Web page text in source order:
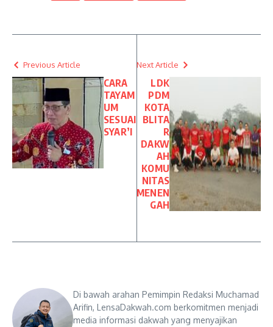
Previous Article
CARA
TAYAM
UM
SESUAI
SYAR’I
Next Article
LDK
PDM
KOTA
BLITA
R
DAKW
AH
KOMU
NITAS
MENEN
GAH
Di bawah arahan Pemimpin Redaksi Muchamad
Arifin, LensaDakwah.com berkomitmen menjadi
media informasi dakwah yang menyajikan